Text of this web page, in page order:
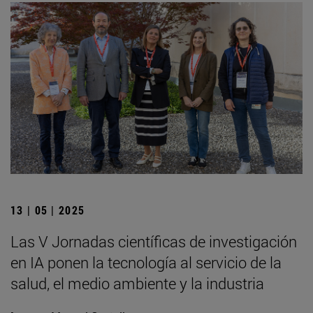
13 | 05 | 2025
Las V Jornadas científicas de investigación
en IA ponen la tecnología al servicio de la
salud, el medio ambiente y la industria